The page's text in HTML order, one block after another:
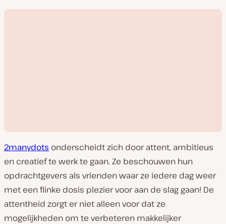
i
e
2manydots onderscheidt zich door attent, ambitieus
en creatief te werk te gaan. Ze beschouwen hun
opdrachtgevers als vrienden waar ze iedere dag weer
met een flinke dosis plezier voor aan de slag gaan! De
attentheid zorgt er niet alleen voor dat ze
mogelijkheden om te verbeteren makkelijker